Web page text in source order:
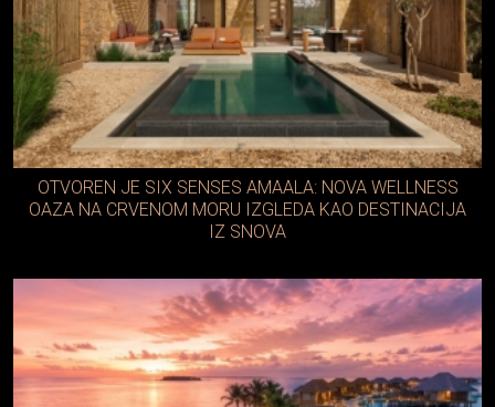
OTVOREN JE SIX SENSES AMAALA: NOVA WELLNESS
OAZA NA CRVENOM MORU IZGLEDA KAO DESTINACIJA
IZ SNOVA